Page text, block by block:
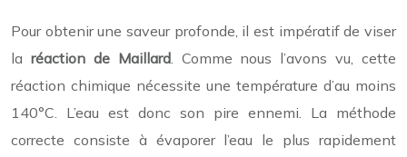
Pour obtenir une saveur profonde, il est impératif de viser
la réaction de Maillard. Comme nous l’avons vu, cette
réaction chimique nécessite une température d’au moins
140°C. L’eau est donc son pire ennemi. La méthode
correcte consiste à évaporer l’eau le plus rapidement